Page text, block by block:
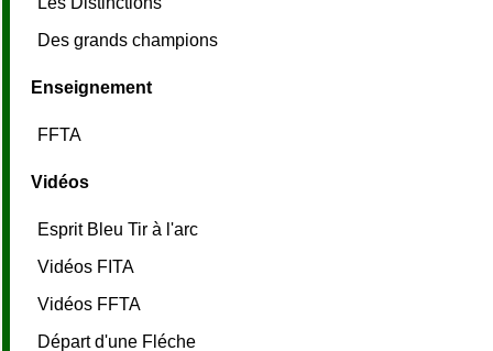
Des grands champions
Enseignement
FFTA
Vidéos
Esprit Bleu Tir à l'arc
Vidéos FITA
Vidéos FFTA
Départ d'une Fléche